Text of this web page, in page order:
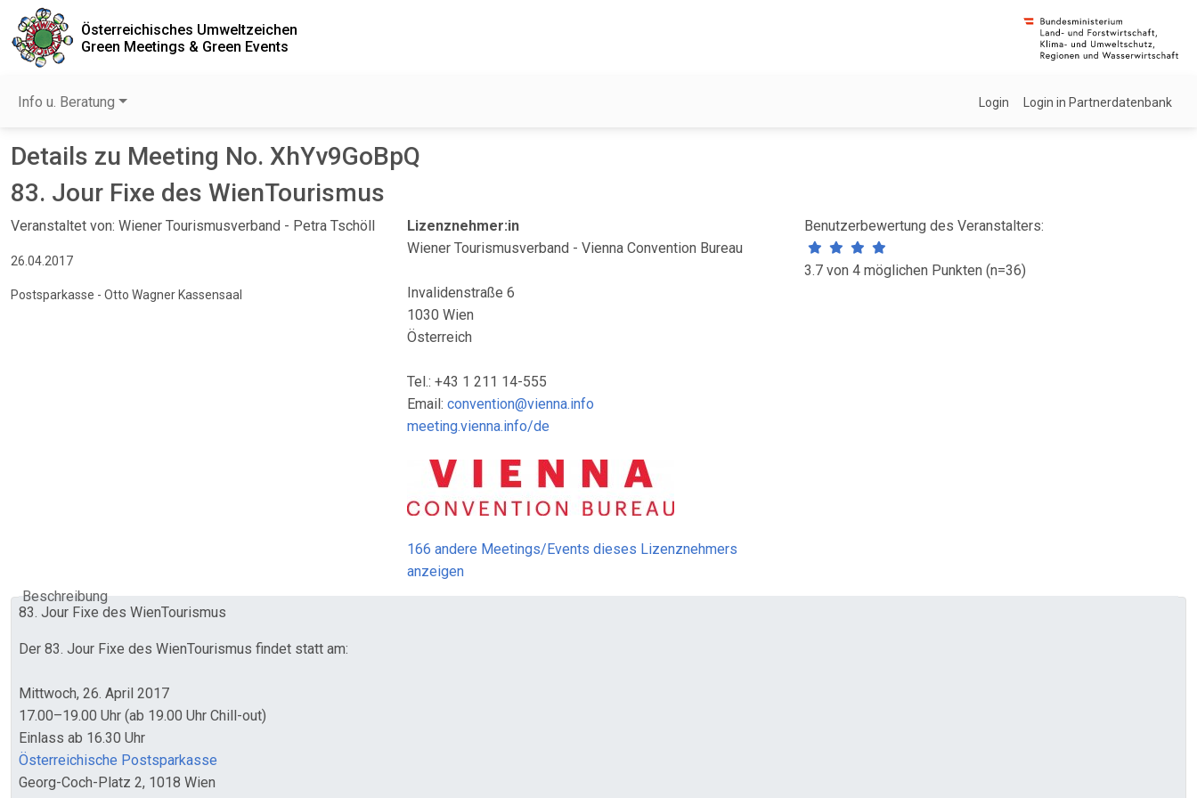
Österreichisches Umweltzeichen
Green Meetings & Green Events
Info u. Beratung Login Login in Partnerdatenbank
Details zu Meeting No. XhYv9GoBpQ
83. Jour Fixe des WienTourismus
Veranstaltet von: Wiener Tourismusverband - Petra Tschöll
26.04.2017
Postsparkasse - Otto Wagner Kassensaal
Lizenznehmer:in
Wiener Tourismusverband - Vienna Convention Bureau
Invalidenstraße 6
1030 Wien
Österreich
Tel.: +43 1 211 14-555
Email:convention@vienna.info
meeting.vienna.info/de
166 andere Meetings/Events dieses Lizenznehmers
anzeigen
Benutzerbewertung des Veranstalters:
3.7 von 4 möglichen Punkten (n=36)
Beschreibung
83. Jour Fixe des WienTourismus
Der 83. Jour Fixe des WienTourismus findet statt am:
Mittwoch, 26. April 2017
17.00–19.00 Uhr (ab 19.00 Uhr Chill-out)
Einlass ab 16.30 Uhr
Österreichische Postsparkasse
Georg-Coch-Platz 2, 1018 Wien